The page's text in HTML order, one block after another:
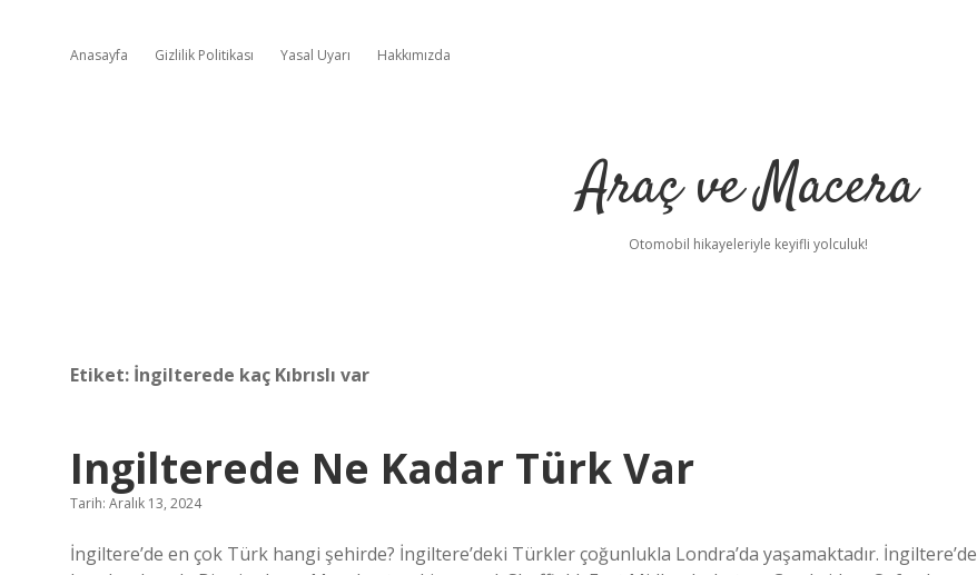
Anasayfa Gizlilik Politikası Yasal Uyarı Hakkımızda
Araç ve Macera
Otomobil hikayeleriyle keyifli yolculuk!
Etiket: İngilterede kaç Kıbrıslı var
Ingilterede Ne Kadar Türk Var
Tarih: Aralık 13, 2024
İngiltere’de en çok Türk hangi şehirde? İngiltere’deki Türkler çoğunlukla Londra’da yaşamaktadır. İngiltere’de